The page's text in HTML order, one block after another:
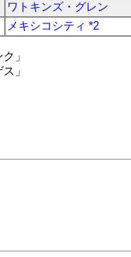
ワトキンズ・グレン
メキシコシティ *2
」
」